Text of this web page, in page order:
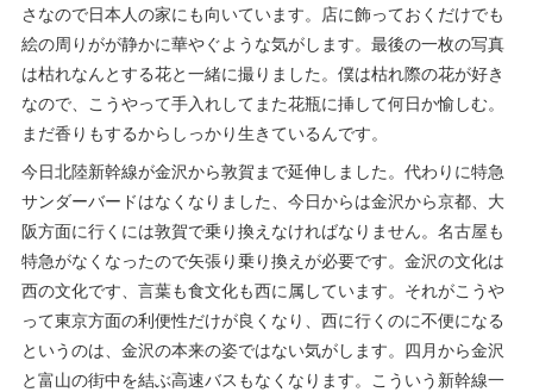
さなので日本人の家にも向いています。店に飾っておくだけでも
絵の周りがが静かに華やぐような気がします。最後の一枚の写真
は枯れなんとする花と一緒に撮りました。僕は枯れ際の花が好き
なので、こうやって手入れしてまた花瓶に挿して何日か愉しむ。
まだ香りもするからしっかり生きているんです。
今日北陸新幹線が金沢から敦賀まで延伸しました。代わりに特急
サンダーバードはなくなりました、今日からは金沢から京都、大
阪方面に行くには敦賀で乗り換えなければなりません。名古屋も
特急がなくなったので矢張り乗り換えが必要です。金沢の文化は
西の文化です、言葉も食文化も西に属しています。それがこうや
って東京方面の利便性だけが良くなり、西に行くのに不便になる
というのは、金沢の本来の姿ではない気がします。四月から金沢
と富山の街中を結ぶ高速バスもなくなります。こういう新幹線一